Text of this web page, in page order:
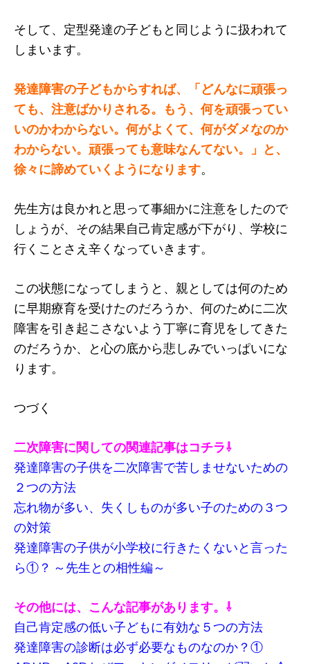
そして、定型発達の子どもと同じように扱われて
しまいます。
発達障害の子どもからすれば、「どんなに頑張っ
ても、注意ばかりされる。もう、何を頑張ってい
いのかわからない。何がよくて、何がダメなのか
わからない。頑張っても意味なんてない。」と、
徐々に諦めていくようになります。
先生方は良かれと思って事細かに注意をしたので
しょうが、その結果自己肯定感が下がり、学校に
行くことさえ辛くなっていきます。
この状態になってしまうと、親としては何のため
に早期療育を受けたのだろうか、何のために二次
障害を引き起こさないよう丁寧に育児をしてきた
のだろうか、と心の底から悲しみでいっぱいにな
ります。
つづく
二次障害に関しての関連記事はコチラ⇩
発達障害の子供を二次障害で苦しませないための
２つの方法
忘れ物が多い、失くしものが多い子のための３つ
の対策
発達障害の子供が小学校に行きたくないと言った
ら①？ ～先生との相性編～
その他には、こんな記事があります。⇩
自己肯定感の低い子どもに有効な５つの方法
発達障害の診断は必ず必要なものなのか？①